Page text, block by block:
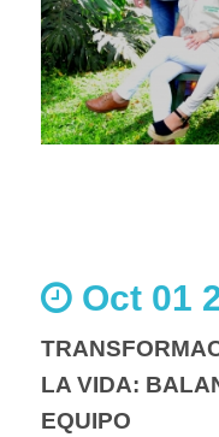
Oct 01
LA VIDA:
EQUIPO